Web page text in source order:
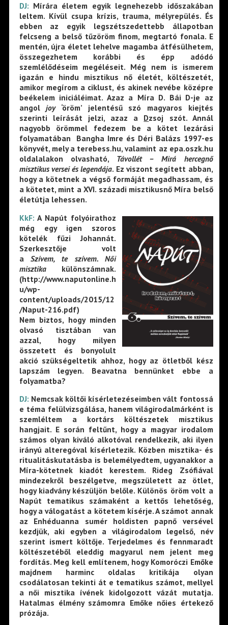
DJ: Mírára életem egyik legnehezebb időszakában
leltem. Kívül csupa krízis, trauma, mélyrepülés. És
ebben az egyik legszétszedettebb állapotban
felcseng a belső tűzöröm finom, megtartó fonala. E
mentén, újra életet lehelve magamba átfésülhetem,
összegezhetem korábbi és épp adódó
szemlélődéseim megéléseit. Még nem is ismerem
igazán e hindu misztikus nő életét, költészetét,
amikor megírom a ciklust, és akinek nevébe középre
beékelem iniciáléimat. Azaz a Míra D. Bái D-je az
angoljoy‘öröm’ jelentésű szó magyaros kiejtés
szerinti leírását jelzi, azaz a Dzsoj szót. Annál
nagyobb örömmel fedezem be a kötet lezárási
folyamatában Bangha Imre és Déri Balázs 1997-es
könyvét, mely a terebess.hu, valamint az epa.oszk.hu
oldalalakon olvasható, Távollét – Mirá hercegnő
misztikus versei és legendája. Ez viszont segített abban,
hogy a kötetnek a végső formáját megadhassam, és
a kötetet, mint a XVI. századi misztikusnő Míra belső
életútja lehessen.
KkF: A Napút folyóirathoz
még egy igen szoros
kötelék fűzi Johannát.
Szerkesztője volt
aSzívem, te szívem. Női
misztikakülönszámnak.
(http://www.naputonline.h
u/wp-
content/uploads/2015/12
/Naput-216.pdf)
Nem biztos, hogy minden
olvasó tisztában van
azzal, hogy milyen
összetett és bonyolult
akció szükségeltetik ahhoz, hogy az ötletből kész
lapszám legyen. Beavatna bennünket ebbe a
folyamatba?
DJ: Nemcsak költői kísérletezéseimben vált fontossá
e téma felülvizsgálása, hanem világirodalmárként is
szemléltem a kortárs költészetek misztikus
hangjait. E során feltűnt, hogy a magyar irodalom
számos olyan kiváló alkotóval rendelkezik, aki ilyen
irányú alteregóval kísérletezik. Közben misztika- és
ritualitáskutatásba is belemélyedtem, ugyanakkor a
Míra-kötetnek kiadót kerestem. Rideg Zsófiával
mindezekről beszélgetve, megszületett az ötlet,
hogy kiadvány készüljön belőle. Különös öröm volt a
Napút tematikus számaként a kettős lehetőség,
hogy a válogatást a kötetem kísérje. A számot annak
az Enhéduanna sumér holdisten papnő versével
kezdjük, aki egyben a világirodalom legelső, név
szerint ismert költője. Terjedelmes és fennmaradt
költészetéből eleddig magyarul nem jelent meg
fordítás. Meg kell említenem, hogy Komoróczi Emőke
majdnem harminc oldalas kritikája olyan
csodálatosan tekinti át e tematikus számot, mellyel
a női misztika ívének kidolgozott vázát mutatja.
Hatalmas élmény számomra Emőke nőies értekező
prózája.